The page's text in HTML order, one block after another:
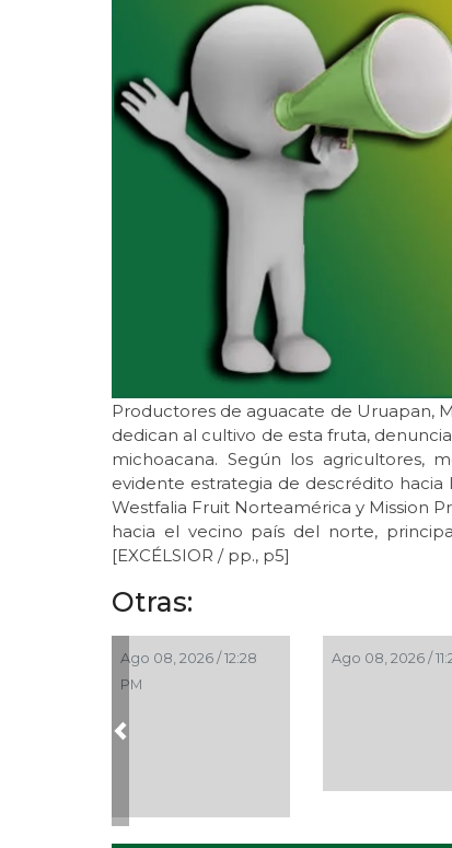
Productores de aguacate de Uruapan,
dedican al cultivo de esta fruta,
michoacana. Según los agricultores,
evidente estrategia de descrédito
Westfalia Fruit Norteamérica y Mission
hacia el vecino país del norte,
[EXCÉLSIOR / pp., p5]
Otras:
Ago 08, 2026 / 12:28
PM
Ago 08, 2026 /
Previous